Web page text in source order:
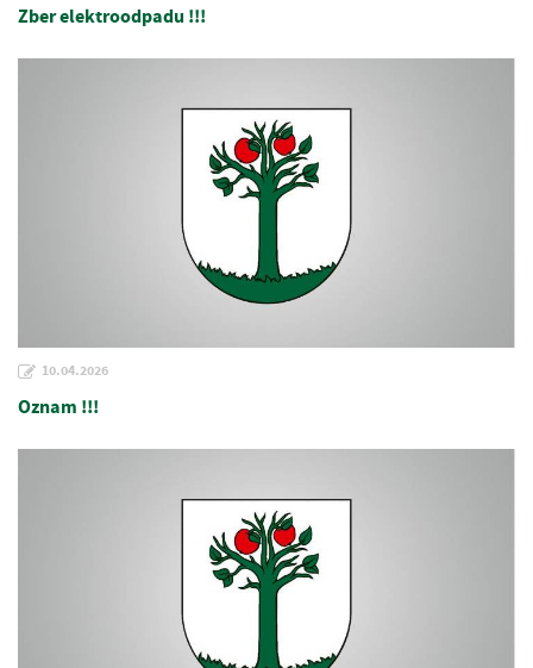
Zber elektroodpadu !!!
10.04.2026
Oznam !!!